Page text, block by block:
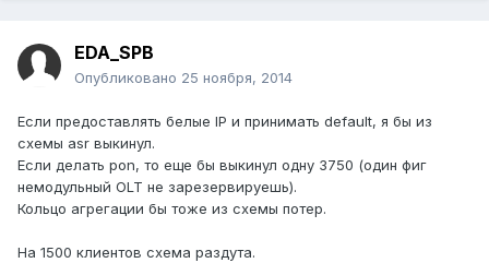
EDA_SPB
Опубликовано 25 ноября, 2014
Если предоставлять белые IP и принимать default, я бы из
схемы asr выкинул.
Если делать pon, то еще бы выкинул одну 3750 (один фиг
немодульный OLT не зарезервируешь).
Кольцо агрегации бы тоже из схемы потер.
На 1500 клиентов схема раздута.